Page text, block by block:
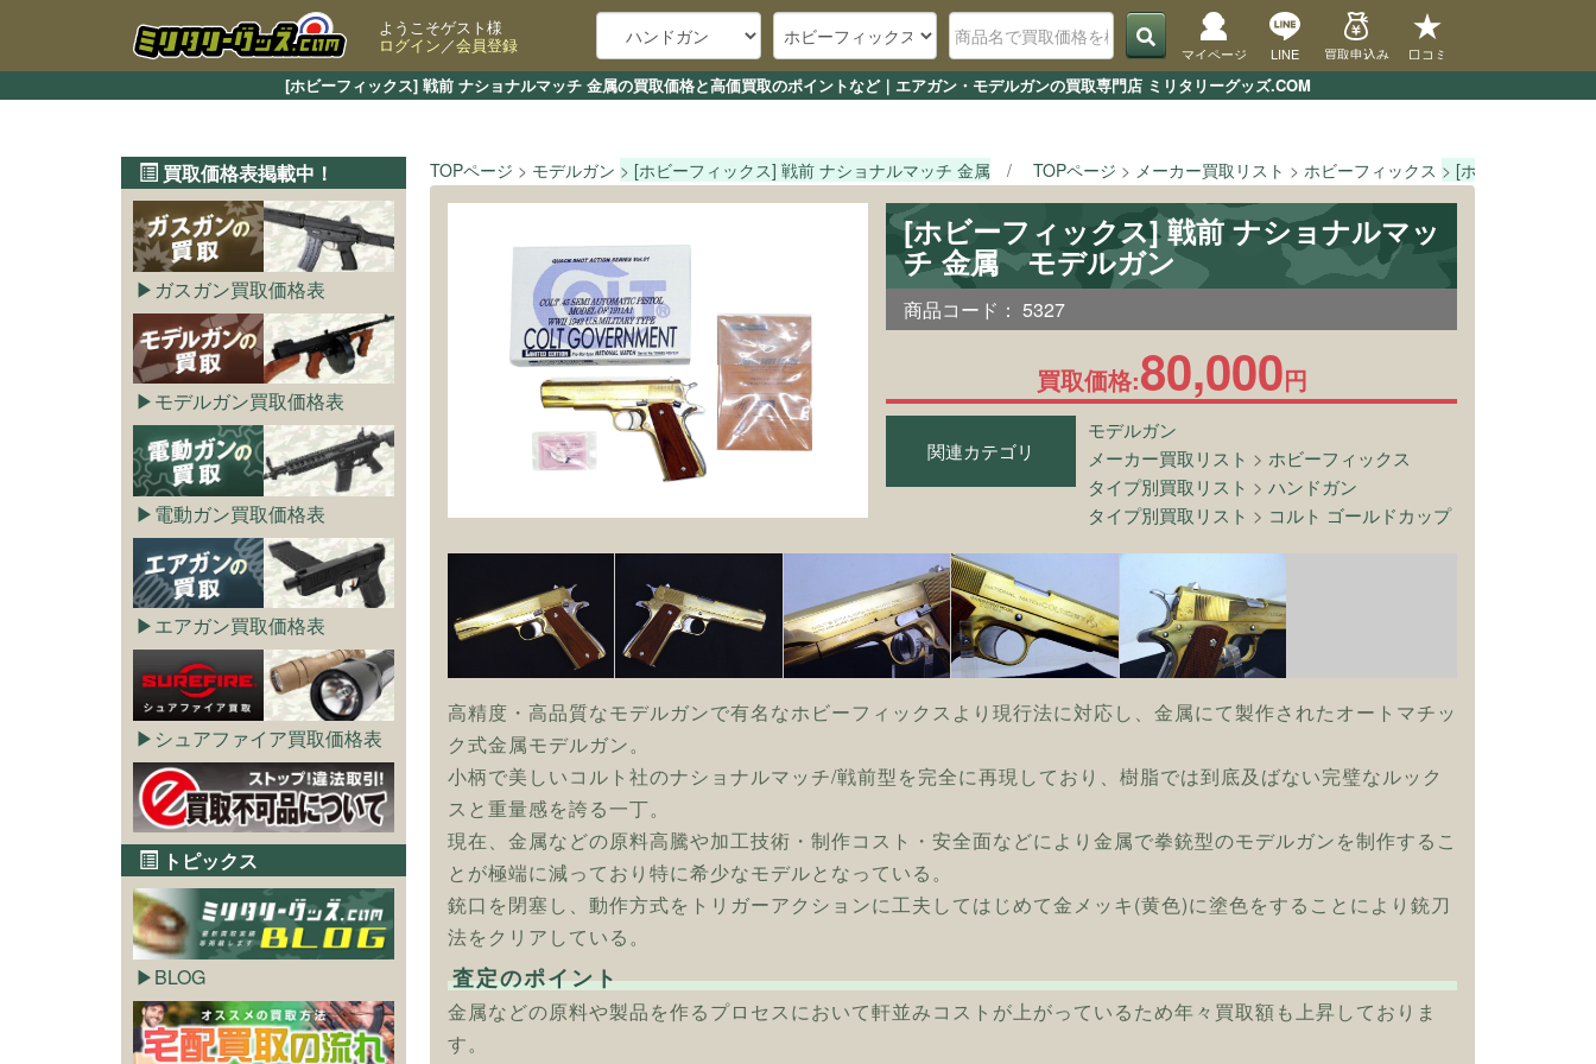
[ホビーフィックス] 戦前 ナショナルマッチ 金属の買取価格と高価買取のポイントなど｜エアガン・モデルガンの買取専門店 ミリタリーグッズ.COM
ようこそゲスト様
ログイン／会員登録 マイページ LINE 買取申込み 口コミ
TOPページ モデルガン [ホビーフィックス] 戦前 ナショナルマッチ 金属 TOPページ メーカー買取リスト ホビーフィックス [ホビーフィック
[ホビーフィックス] 戦前 ナショナルマッ
チ 金属 モデルガン
商品コード： 5327
買取価格:80,000円
関連カテゴリ
モデルガン
メーカー買取リスト > ホビーフィックス
タイプ別買取リスト >ハンドガン
タイプ別買取リスト > コルト ゴールドカップ
高精度・高品質なモデルガンで有名なホビーフィックスより現行法に対応し、金属にて製作されたオートマチッ
ク式金属モデルガン。
小柄で美しいコルト社のナショナルマッチ/戦前型を完全に再現しており、樹脂では到底及ばない完璧なルック
スと重量感を誇る一丁。
現在、金属などの原料高騰や加工技術・制作コスト・安全面などにより金属で拳銃型のモデルガンを制作するこ
とが極端に減っており特に希少なモデルとなっている。
銃口を閉塞し、動作方式をトリガーアクションに工夫してはじめて金メッキ(黄色)に塗色をすることにより銃刀
法をクリアしている。
査定のポイント
金属などの原料や製品を作るプロセスにおいて軒並みコストが上がっているため年々買取額も上昇しておりま
す。
買取価格表掲載中！
ガスガン買取価格表
モデルガン買取価格表
電動ガン買取価格表
エアガン買取価格表
シュアファイア買取価格表
トピックス
BLOG